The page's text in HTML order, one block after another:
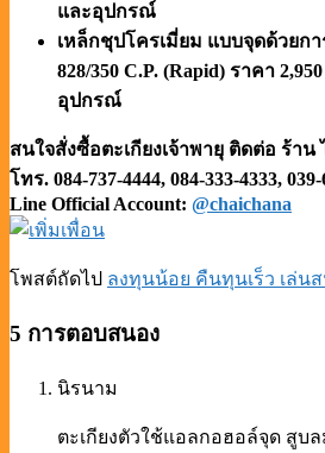
และอุปกรณ์
เหล็กชุปโครเมี่ยม แบบจุดด้วยก
828/350 C.P. (Rapid) ราคา
อุปกรณ์
สนใจสั่งซื้อตะเกียงเจ้าพายุ ติดต่อ ร้าน
โทร. 084-737-4444, 084-333-4333,
Line Official Account: @chaichana
โพสต์ถัดไป ลงทุนน้อย คืนทุนเร็ว เล่น
5 การตอบสนอง
นิรนาม
ตะเกียงตัวใช้แอลกอฮอล์จุด สูบ